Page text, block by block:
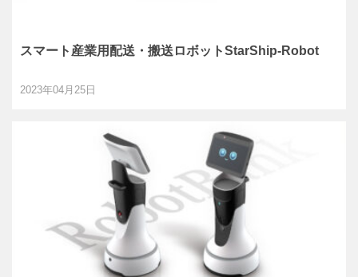
スマート産業用配送・搬送ロボットStarShip-Robot
2023年04月25日